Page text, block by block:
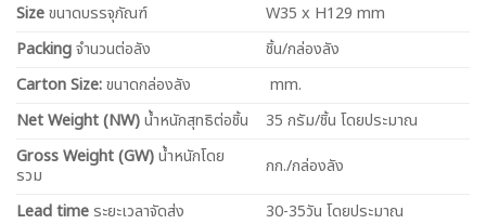
Sizeขนาดบรรจุภัณฑ์
W35 x H129 mm
Packingจำนวนต่อลัง
ชิ้น/กล่องลัง
Carton Size:ขนาดกล่องลัง
mm.
NetWeight (NW)น้ำหนักสุทธิต่อชิ้น
35 กรัม/ชิ้น โดยประมาณ
Gross Weight (GW)น้ำหนักโดย
รวม
กก./กล่องลัง
Lead time ระยะเวลาจัดส่ง 30-35วัน โดยประมาณ